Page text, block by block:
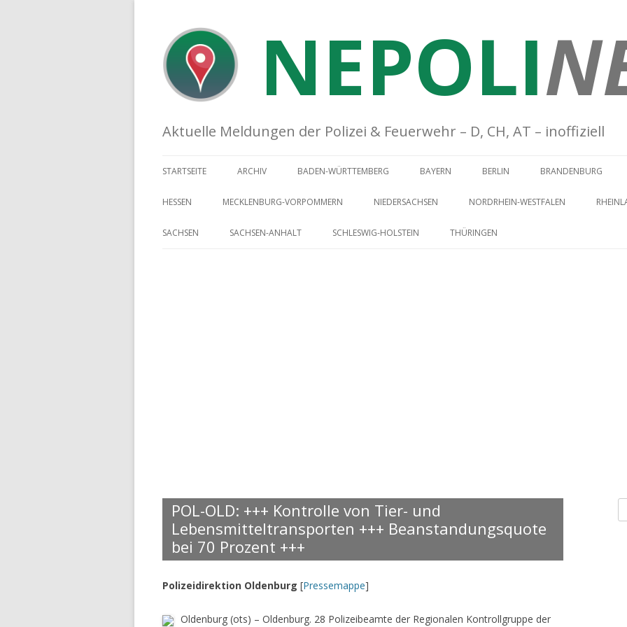
NEPOLI
Aktuelle Meldungen der Polizei & Feuerwehr – D, CH, AT – inoffiziell
STARTSEITE ARCHIV BADEN-WÜRTTEMBERG BAYERN BERLIN BRANDENBURG
HESSEN MECKLENBURG-VORPOMMERN NIEDERSACHSEN NORDRHEIN-WESTFALEN
SACHSEN SACHSEN-ANHALT SCHLESWIG-HOLSTEIN THÜRINGEN
POL-OLD: +++ Kontrolle von Tier- und
Lebensmitteltransporten +++ Beanstandungsquote
bei 70 Prozent +++
Polizeidirektion Oldenburg [Pressemappe]
Oldenburg (ots) – Oldenburg. 28 Polizeibeamte der Regionalen Kontrollgruppe der